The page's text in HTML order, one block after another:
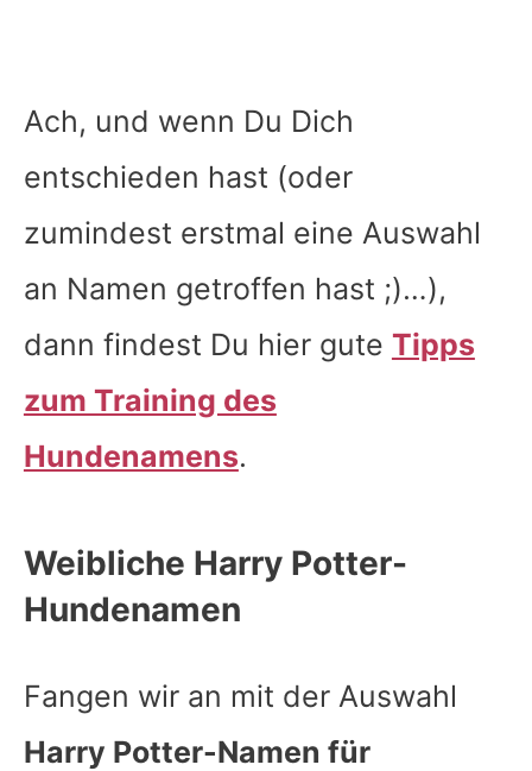
Ach, und wenn Du Dich
entschieden hast (oder
zumindest erstmal eine Auswahl
an Namen getroffen hast ;)…),
dann findest Du hier gute Tipps
zum Training des
Hundenamens.
Weibliche Harry Potter-
Hundenamen
Fangen wir an mit der Auswahl
Harry Potter-Namen für